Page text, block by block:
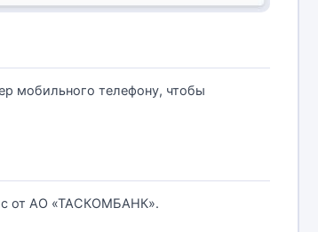
мобильного телефону, чтобы
от АО «ТАСКОМБАНК».